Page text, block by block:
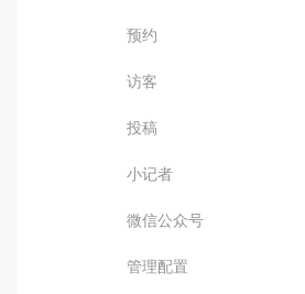
预约
访客
投稿
小记者
微信公众号
管理配置